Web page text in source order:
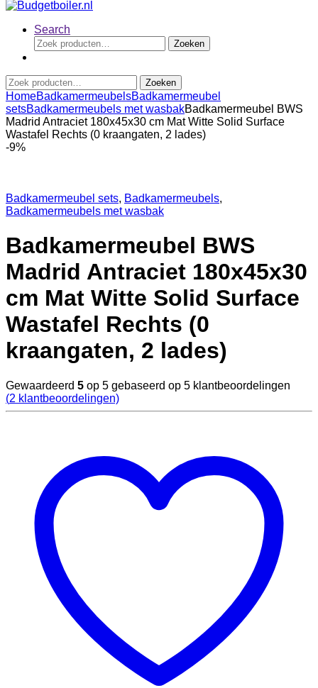
Search
Zoeken
naar:
Zoeken
Zoeken
naar:
Zoeken
HomeBadkamermeubelsBadkamermeubel
setsBadkamermeubels met wasbakBadkamermeubel BWS
Madrid Antraciet 180x45x30 cm Mat Witte Solid Surface
Wastafel Rechts (0 kraangaten, 2 lades)
-9%
Badkamermeubel sets, Badkamermeubels,
Badkamermeubels met wasbak
Badkamermeubel BWS
Madrid Antraciet 180x45x30
cm Mat Witte Solid Surface
Wastafel Rechts (0
kraangaten, 2 lades)
Gewaardeerd 5 op 5 gebaseerd op 5 klantbeoordelingen
(2 klantbeoordelingen)